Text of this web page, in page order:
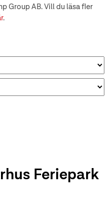
Group AB. Vill du läsa fler
.
Feriepark